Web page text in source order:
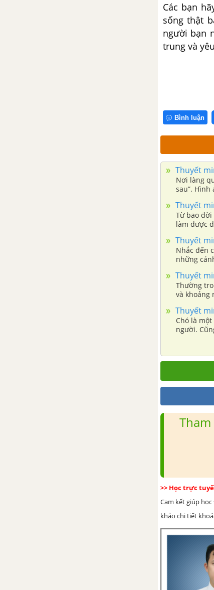
Các bạn
sống thật
người bạn
trung và
Bình luận
Thuyết
Nơi làng
sau”.
Thuyết
Từ bao
làm được
xới đất
không thể
Thuyết
Nhắc đến
những
Thuyết
Thường
và khoảng
khác nhau.
Thuyết
Chó là
người.
>> Học trực
Cam kết giúp
khảo chi tiết